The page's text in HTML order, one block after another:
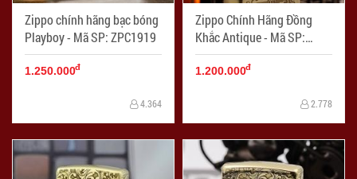
Zippo chính hãng bạc bóng
Playboy - Mã SP: ZPC1919
1.250.000đ
4.364
Zippo Chính Hãng Đồng
Khắc Antique - Mã SP:
ZPC1915
1.200.000đ
2.778